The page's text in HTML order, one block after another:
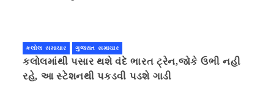
કલોલ સમાચાર ગુજરાત સમાચાર
કલોલમાંથી પસાર થશે વંદે ભારત ટ્રેન,જોકે ઉભી નહી
રહે, આ સ્ટેશનથી પકડવી પડશે ગાડી